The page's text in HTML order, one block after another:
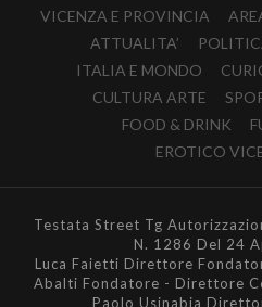
VICENZA E PROVINCIA
ATTUALITA’
ITALIA E MONDO
CULTURA ARTE
FOOD & DRINK
EROTICO
Testata Street Tg
N. 1286 Del 24
Luca Faietti Direttore
Abalti Fondatore - Direttore
Paolo Usinabia